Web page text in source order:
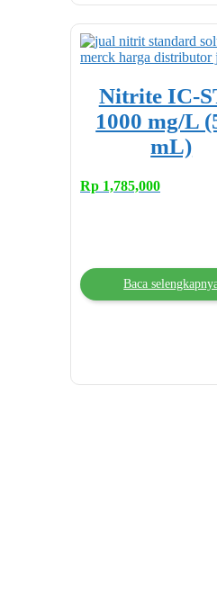
Nitrite IC-
1000 mg/L
mL)
Rp 1,785,000
Baca